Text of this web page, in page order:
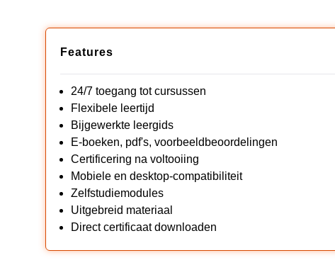
Features
24/7 toegang tot cursussen
Flexibele leertijd
Bijgewerkte leergids
E-boeken, pdf's, voorbeeldbeoordelingen
Certificering na voltooiing
Mobiele en desktop-compatibiliteit
Zelfstudiemodules
Uitgebreid materiaal
Direct certificaat downloaden